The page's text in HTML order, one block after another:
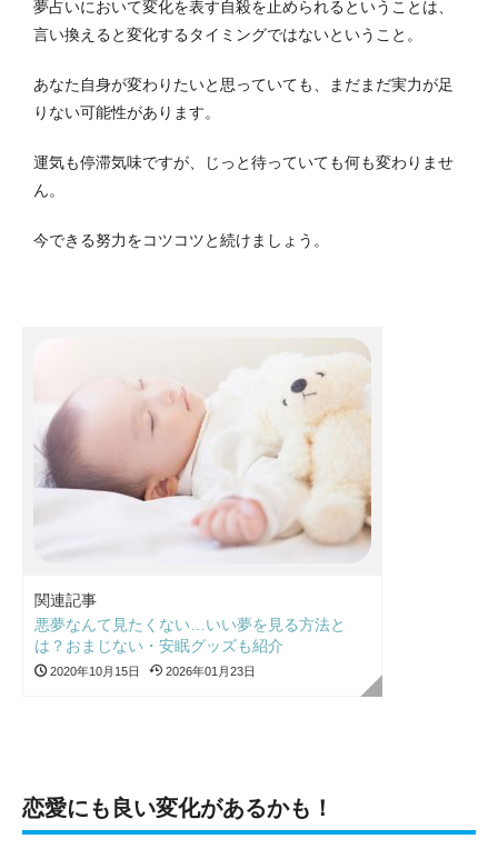
夢占いにおいて変化を表す自殺を止められるということは、
言い換えると変化するタイミングではないということ。
あなた自身が変わりたいと思っていても、まだまだ実力が足
りない可能性があります。
運気も停滞気味ですが、じっと待っていても何も変わりませ
ん。
今できる努力をコツコツと続けましょう。
関連記事
悪夢なんて見たくない…いい夢を見る方法と
は？おまじない・安眠グッズも紹介
2020年10月15日 2026年01月23日
恋愛にも良い変化があるかも！